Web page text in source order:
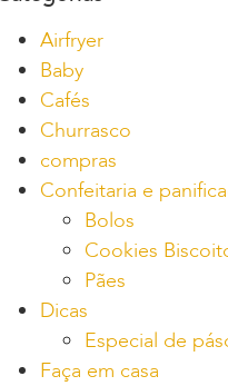
Airfryer
Baby
Cafés
Churrasco
compras
Confeitaria e
Bolos
Cookies
Pães
Dicas
Especial de
Faça em casa